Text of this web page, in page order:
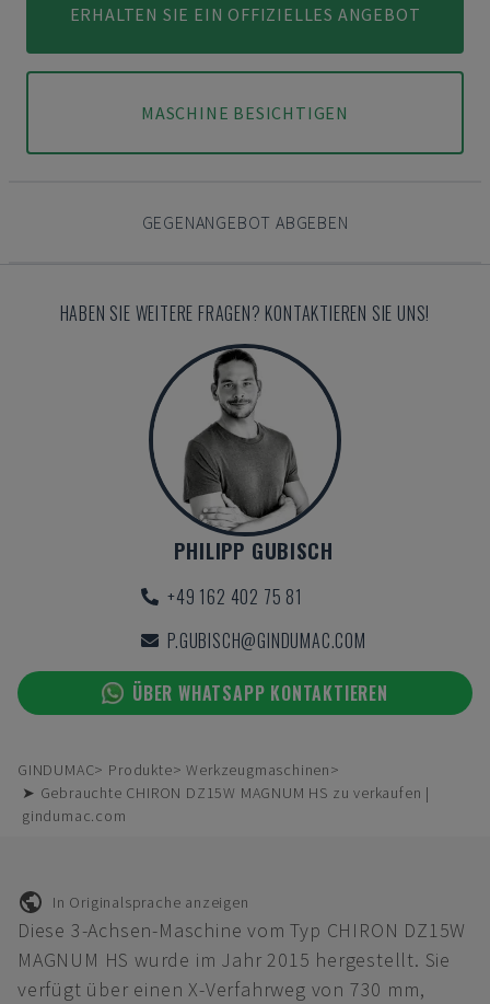
ERHALTEN SIE EIN OFFIZIELLES ANGEBOT
MASCHINE BESICHTIGEN
GEGENANGEBOT ABGEBEN
HABEN SIE WEITERE FRAGEN? KONTAKTIEREN SIE UNS!
PHILIPP GUBISCH
+49 162 402 75 81
P.GUBISCH@GINDUMAC.COM
ÜBER WHATSAPP KONTAKTIEREN
GINDUMAC Produkte
Werkzeugmaschinen
➤ Gebrauchte CHIRON DZ15W MAGNUM HS zu verkaufen |
gindumac.com
In Originalsprache anzeigen
Diese 3-Achsen-Maschine vom Typ CHIRON DZ15W
MAGNUM HS wurde im Jahr 2015 hergestellt. Sie
verfügt über einen X-Verfahrweg von 730 mm,